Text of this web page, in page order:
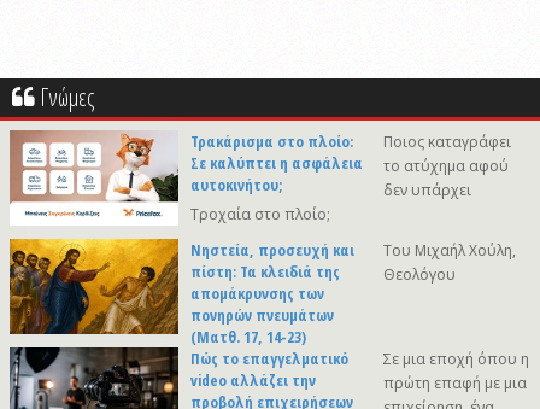
Γνώμες
Τρακάρισμα στο πλοίο:
Σε καλύπτει η ασφάλεια
αυτοκινήτου;
Ποιος καταγράφει
το ατύχημα αφού
δεν υπάρχει
Τροχαία στο πλοίο;
Νηστεία, προσευχή και
πίστη: Τα κλειδιά της
απομάκρυνσης των
πονηρών πνευμάτων
(Ματθ. 17, 14-23)
Του Μιχαήλ Χούλη,
Θεολόγου
Πώς το επαγγελματικό
video αλλάζει την
προβολή επιχειρήσεων
Σε μια εποχή όπου η
πρώτη επαφή με μια